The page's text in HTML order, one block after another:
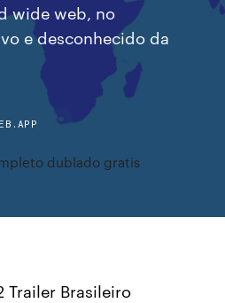
wide web, no
e desconhecido da
dublado gratis
Trailer Brasileiro